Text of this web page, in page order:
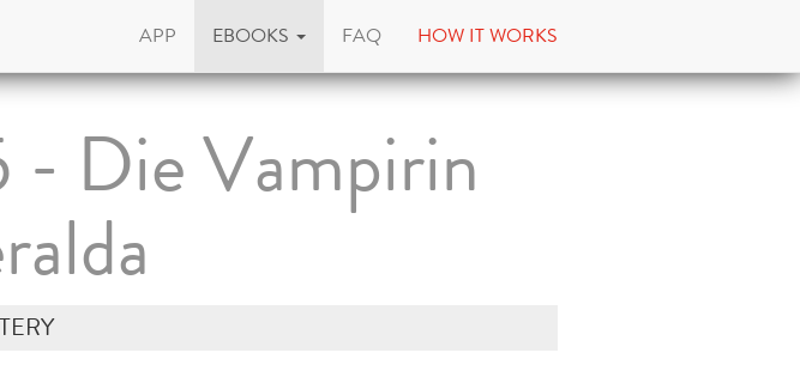
APP EBOOKS FAQ HOW IT WORKS
Die Vampirin